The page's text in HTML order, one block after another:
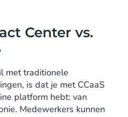
Center vs.
met traditionele
is dat je met CCaaS
platform hebt: van
Medewerkers kunnen